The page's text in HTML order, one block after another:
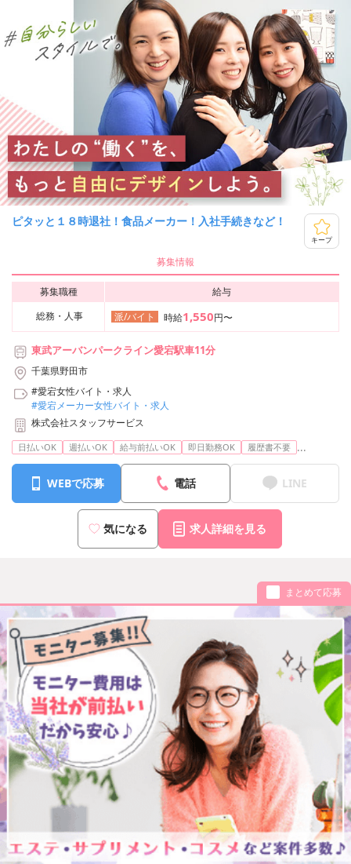
ピタッと１８時退社！食品メーカー！入社手続きなど！
キープ
募集情報
募集職種
給与
総務・人事
派/バイト 時給1,550円〜
東武アーバンパークライン愛宕駅車11分
千葉県野田市
#愛宕女性バイト・求人
#愛宕メーカー女性バイト・求人
株式会社スタッフサービス
日払いOK 週払いOK 給与前払いOK 即日勤務OK 履歴書不要 ...
WEBで応募 電話 LINE
気になる 求人詳細を見る
まとめて応募